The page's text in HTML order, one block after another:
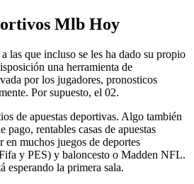
Mlb Hoy
las que incluso se les ha dado su propio
una herramienta de
por los jugadores, pronosticos
Por supuesto, el 02.
de apuestas deportivas. Algo también
pago, rentables casas de apuestas
en muchos juegos de deportes
y PES) y baloncesto o Madden NFL.
esperando la primera sala.